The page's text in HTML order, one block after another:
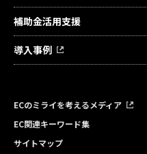
補助金活用支援
導入事例
ECのミライを考えるメディア
EC関連キーワード集
サイトマップ